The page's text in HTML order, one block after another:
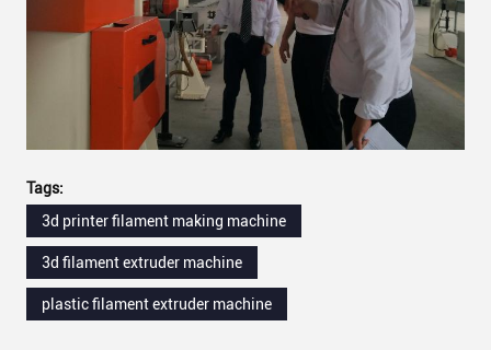
Tags:
3d printer filament making machine
3d filament extruder machine
plastic filament extruder machine